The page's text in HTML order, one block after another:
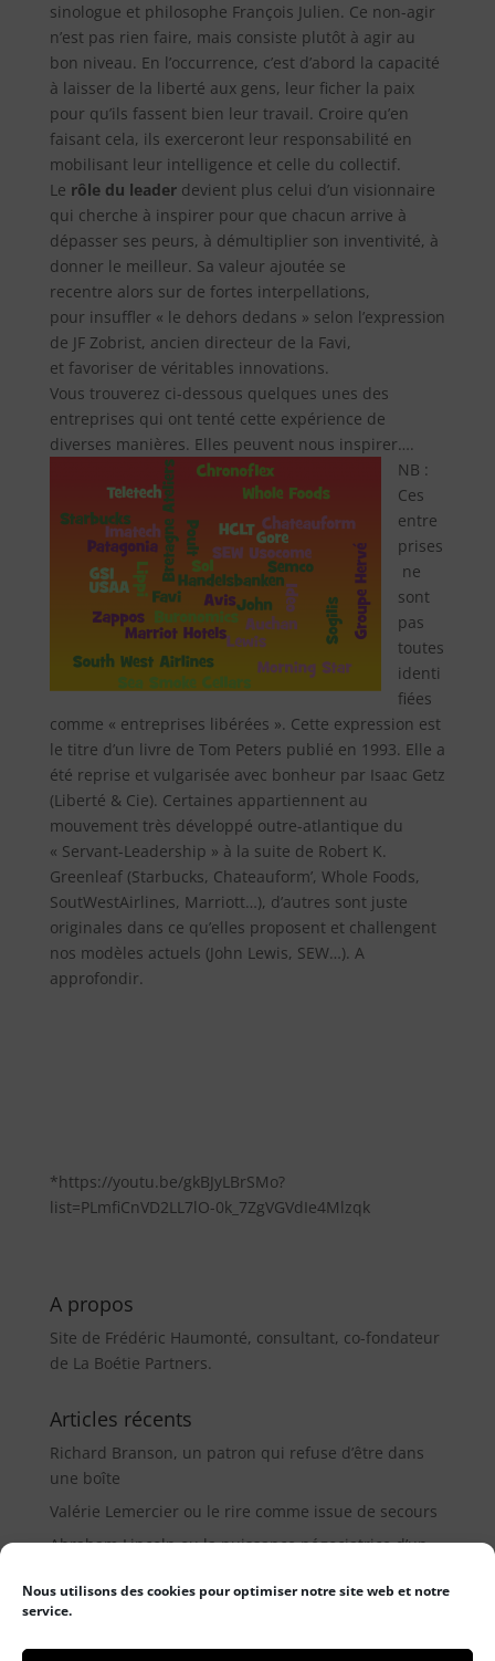
Nous utilisons des cookies pour optimiser notre site web et notre
service.
sinologue et philosophe François Julien. Ce non-agir
n’est pas rien faire, mais consiste plutôt à agir au
bon niveau. En l’occurrence, c’est d’abord la capacité
à laisser de la liberté aux gens, leur ficher la paix
pour qu’ils fassent bien leur travail. Croire qu’en
faisant cela, ils exerceront leur responsabilité en
mobilisant leur intelligence et celle du collectif.
Le rôle du leaderdevient plus celui d’un visionnaire
qui cherche à inspirer pour que chacun arrive à
dépasser ses peurs, à démultiplier son inventivité, à
donner le meilleur. Sa valeur ajoutée se
recentre alors sur de fortes interpellations,
pour insuffler « le dehors dedans » selon l’expression
de JF Zobrist, ancien directeur de la Favi,
et favoriser de véritables innovations.
Vous trouverez ci-dessous quelques unes des
entreprises qui ont tenté cette expérience de
diverses manières. Elles peuvent nous inspirer….
NB :
Ces
entre
prises
ne
sont
pas
toutes
identi
fiées
comme « entreprises libérées ». Cette expression est
le titre d’un livre de Tom Peters publié en 1993. Elle a
été reprise et vulgarisée avec bonheur par Isaac Getz
(Liberté & Cie). Certaines appartiennent au
mouvement très développé outre-atlantique du
« Servant-Leadership » à la suite de Robert K.
Greenleaf (Starbucks, Chateauform’, Whole Foods,
SoutWestAirlines, Marriott…), d’autres sont juste
originales dans ce qu’elles proposent et challengent
nos modèles actuels (John Lewis, SEW…). A
approfondir.
*https://youtu.be/gkBJyLBrSMo?
list=PLmfiCnVD2LL7lO-0k_7ZgVGVdIe4Mlzqk
A propos
Site de Frédéric Haumonté, consultant, co-fondateur
de La Boétie Partners.
Articles récents
Richard Branson, un patron qui refuse d’être dans
une boîte
Valérie Lemercier ou le rire comme issue de secours
Abraham Lincoln ou la puissance négociatrice d’un